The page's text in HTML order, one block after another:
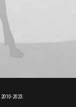
2010-2023.